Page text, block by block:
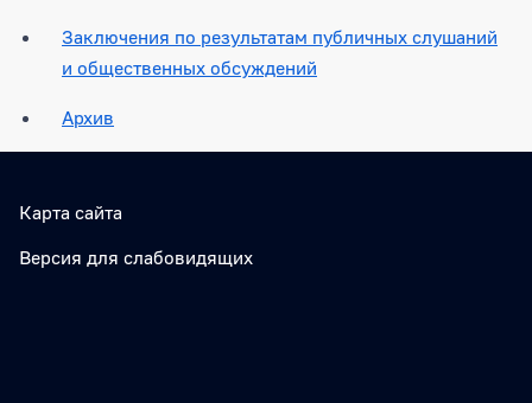
Заключения по результатам публичных слушаний
и общественных обсуждений
Архив
Карта сайта
Версия для слабовидящих